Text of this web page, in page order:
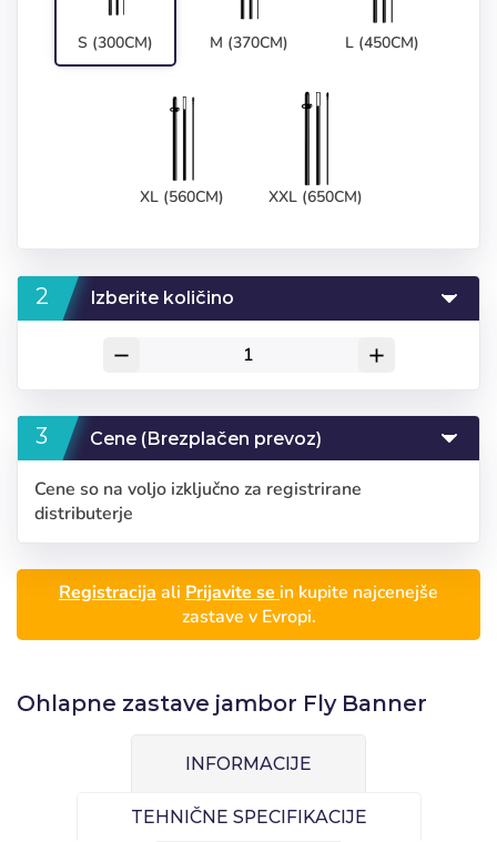
S (300CM) M (370CM) L (450CM)
XL (560CM) XXL (650CM)
Izberite količino
remove add
Cene (Brezplačen prevoz)
Cene so na voljo izključno za registrirane
distributerje
Registracija ali Prijavite se in kupite najcenejše
zastave v Evropi.
Ohlapne zastave jambor Fly Banner
INFORMACIJE
TEHNIČNE SPECIFIKACIJE